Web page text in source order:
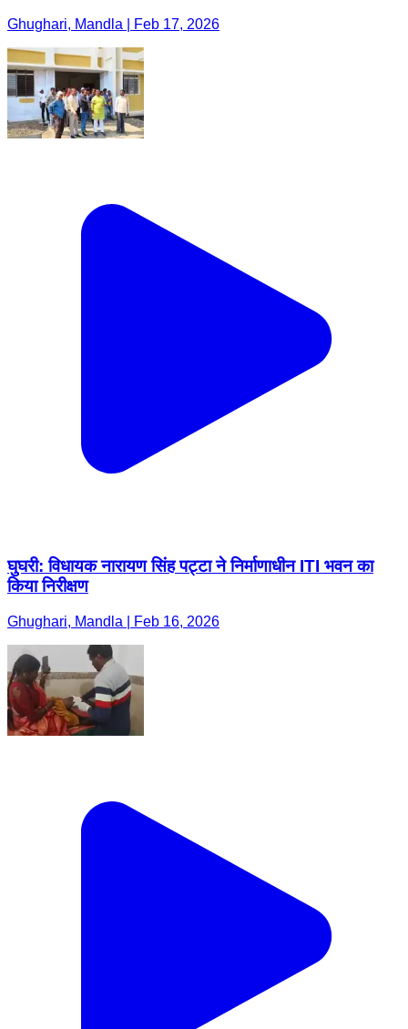
Ghughari, Mandla | Feb 17, 2026
घुघरी: विधायक नारायण सिंह पट्टा ने निर्माणाधीन ITI भवन का
किया निरीक्षण
Ghughari, Mandla | Feb 16, 2026